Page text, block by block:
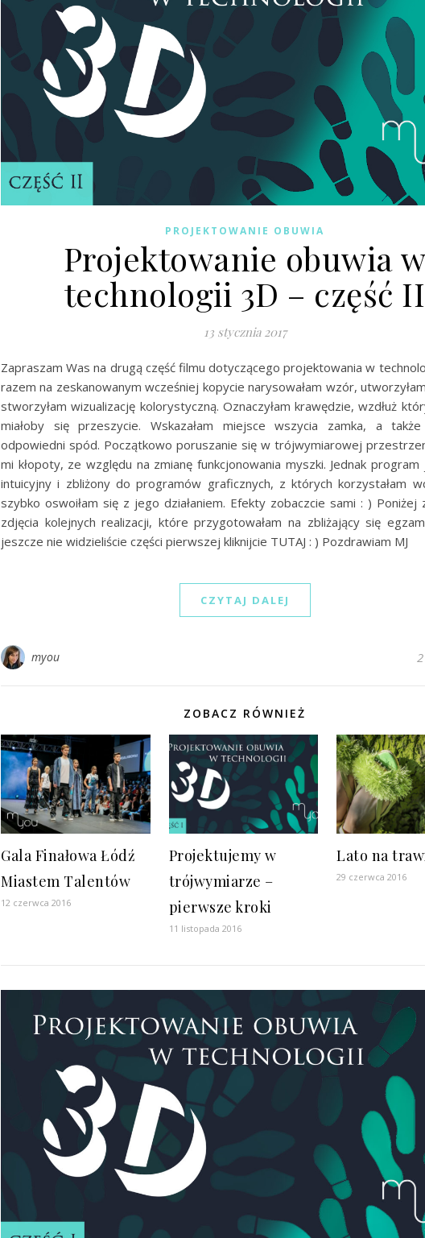
PROJEKTOWANIE OBUWIA
Projektowanie obuwia
technologii 3D – część II
13 stycznia 2017
Zapraszam Was na drugą część filmu dotyczącego projektowania w
razem na zeskanowanym wcześniej kopycie narysowałam wzór,
stworzyłam wizualizację kolorystyczną. Oznaczyłam krawędzie, wzdłuż
miałoby się przeszycie. Wskazałam miejsce wszycia zamka, a
odpowiedni spód. Początkowo poruszanie się w trójwymiarowej
mi kłopoty, ze względu na zmianę funkcjonowania myszki. Jednak
intuicyjny i zbliżony do programów graficznych, z których korzystałam
szybko oswoiłam się z jego działaniem. Efekty zobaczcie sami : ) Poniżej
zdjęcia kolejnych realizacji, które przygotowałam na zbliżający się
jeszcze nie widzieliście części pierwszej kliknijcie TUTAJ : ) Pozdrawiam MJ
CZYTAJ DALEJ
myou
ZOBACZ RÓWNIEŻ
Gala Finałowa Łódź
Miastem Talentów
12 czerwca 2016
Projektujemy w
trójwymiarze –
pierwsze kroki
11 listopada 2016
Lato na
29 czerwca 2016